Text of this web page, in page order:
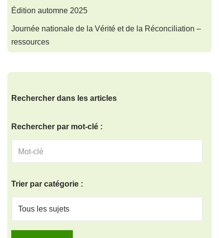
Édition automne 2025
Journée nationale de la Vérité et de la Réconciliation –
ressources
Rechercher dans les articles
Rechercher par mot-clé :
Trier par catégorie :